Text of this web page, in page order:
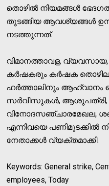
തൊഴില്‍ നിയമങ്ങള്‍
തുടങ്ങിയ ആവശ്യങ്ങള്‍
നടത്തുന്നത്.
വിമാനത്താവള,
കര്‍ഷകരും കര്‍ഷക
ഹര്‍ത്താലിനും ആഹ്വാനം
സര്‍വീസുകള്‍, ആശുപത്രി,
വിനോദസഞ്ചാരമേഖല,
എന്നിവയെ പണിമുടക്കില്‍
നേതാക്കള്‍ വ്യക്തമാക്കി.
Keywords: General strike,
employees, Today